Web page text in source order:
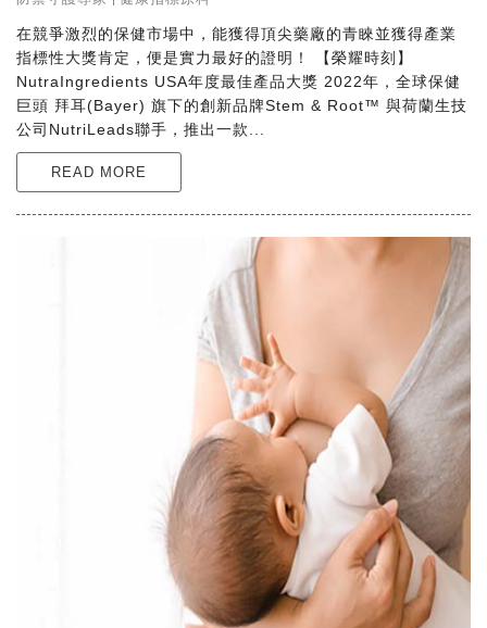
在競爭激烈的保健市場中，能獲得頂尖藥廠的青睞並獲得產業
指標性大獎肯定，便是實力最好的證明！ 【榮耀時刻】
NutraIngredients USA年度最佳產品大獎 2022年，全球保健
巨頭 拜耳(Bayer) 旗下的創新品牌Stem & Root™ 與荷蘭生技
公司NutriLeads聯手，推出一款...
READ MORE